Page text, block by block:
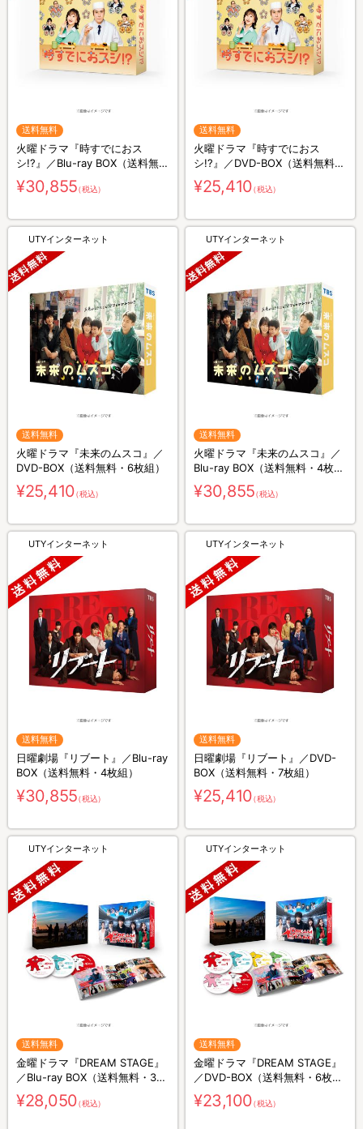
送料無料
火曜ドラマ『時すでにおス
シ!?』／Blu-ray BOX（送料無
料・3枚組）
¥30,855（税込）
送料無料
火曜ドラマ『時すでにおス
シ!?』／DVD-BOX（送料無料・
6枚組）
¥25,410（税込）
UTYインターネット
送料無料
火曜ドラマ『未来のムスコ』／
DVD-BOX（送料無料・6枚組）
¥25,410（税込）
UTYインターネット
送料無料
火曜ドラマ『未来のムスコ』／
Blu-ray BOX（送料無料・4枚
組）
¥30,855（税込）
UTYインターネット
送料無料
日曜劇場『リブート』／Blu-ray
BOX（送料無料・4枚組）
¥30,855（税込）
UTYインターネット
送料無料
日曜劇場『リブート』／DVD-
BOX（送料無料・7枚組）
¥25,410（税込）
UTYインターネット
送料無料
金曜ドラマ『DREAM STAGE』
／Blu-ray BOX（送料無料・3枚
組）
¥28,050（税込）
UTYインターネット
送料無料
金曜ドラマ『DREAM STAGE』
／DVD-BOX（送料無料・6枚
組）
¥23,100（税込）